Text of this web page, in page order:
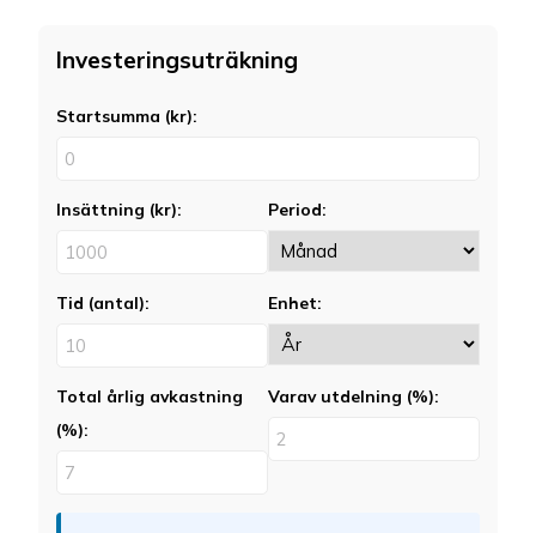
Investeringsuträkning
Startsumma (kr):
Insättning (kr): Period:
Tid (antal): Enhet:
Total årlig avkastning
(%):
Varav utdelning (%):